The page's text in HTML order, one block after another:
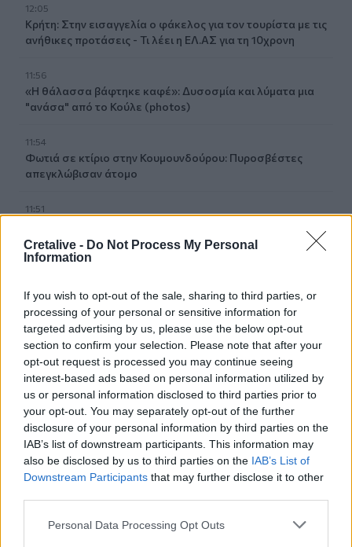
Cretalive - Do Not Process My Personal
Information
If you wish to opt-out of the sale, sharing to third parties, or
processing of your personal or sensitive information for
targeted advertising by us, please use the below opt-out
section to confirm your selection. Please note that after your
opt-out request is processed you may continue seeing
interest-based ads based on personal information utilized by
us or personal information disclosed to third parties prior to
your opt-out. You may separately opt-out of the further
disclosure of your personal information by third parties on the
IAB’s list of downstream participants. This information may
also be disclosed by us to third parties on the IAB’s List of
Downstream Participants that may further disclose it to other
Personal Data Processing Opt Outs
12:05
Κρήτη: Στην εισαγγελία ο φάκελος για τον τουρίστα με τις
ανήθικες προτάσεις - Τι λέει η ΕΛ.ΑΣ για τη 10χρονη
11:56
«Η θάλασσα βάφτηκε καφέ»: Δυσοσμία και λύματα μια
"ανάσα" από το Κούλε (photos)
11:54
Φωτιά σε κτίριο στην Κουμουνδούρου: Πυροσβέστες
απεγκλώβισαν άτομο
11:51
Κωστή Αβυσσινό
Αυτά τα τρία ζώδια προσελκύουν σημαντική οικονομική
επιτυχία τον Αύγουστο
11:34
Χερσόνησος: Απέπλευσε παρά την απαγόρευση λόγω
μηχανικής βλάβης
11:27
Θεσσαλονίκη: Κατήγγειλε καταδίωξη και εμβολισμό,
διαπιστώθηκε ότι οδηγούσε κλεμμένο αυτοκίνητο
11:19